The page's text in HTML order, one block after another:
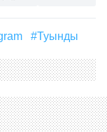
#туынды